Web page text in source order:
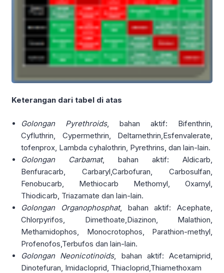
Keterangan dari tabel di atas
Golongan Pyrethroids, bahan aktif: Bifenthrin,
Cyfluthrin, Cypermethrin, Deltamethrin,Esfenvalerate,
tofenprox, Lambda cyhalothrin, Pyrethrins, dan lain-lain.
Golongan Carbamat, bahan aktif: Aldicarb,
Benfuracarb, Carbaryl,Carbofuran, Carbosulfan,
Fenobucarb, Methiocarb Methomyl, Oxamyl,
Thiodicarb, Triazamate dan lain-lain.
Golongan Organophosphat, bahan aktif: Acephate,
Chlorpyrifos, Dimethoate,Diazinon, Malathion,
Methamidophos, Monocrotophos, Parathion-methyl,
Profenofos,Terbufos dan lain-lain.
Golongan Neonicotinoids, bahan aktif: Acetamiprid,
Dinotefuran, Imidacloprid, Thiacloprid,Thiamethoxam